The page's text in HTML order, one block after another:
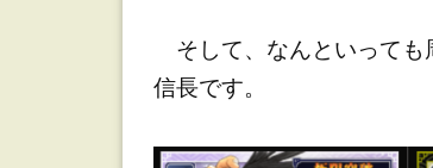
蒲
佐
そして、なんといっても
信長です。